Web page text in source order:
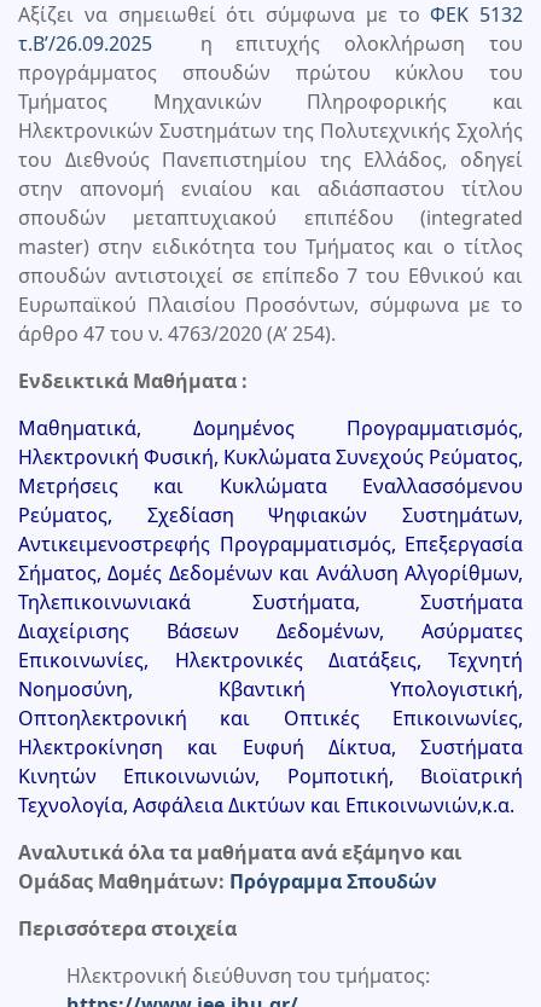
Αξίζει να σημειωθεί ότι σύμφωνα με τοΦΕΚ 5132
τ.Β’/26.09.2025 η επιτυχής ολοκλήρωση του
προγράμματος σπουδών πρώτου κύκλου του
Τμήματος Μηχανικών Πληροφορικής και
Ηλεκτρονικών Συστημάτων της Πολυτεχνικής Σχολής
του Διεθνούς Πανεπιστημίου της Ελλάδος, οδηγεί
στην απονομή ενιαίου και αδιάσπαστου τίτλου
σπουδών μεταπτυχιακού επιπέδου (integrated
master) στην ειδικότητα του Τμήματος και ο τίτλος
σπουδών αντιστοιχεί σε επίπεδο 7 του Εθνικού και
Ευρωπαϊκού Πλαισίου Προσόντων, σύμφωνα με το
άρθρο 47 του ν. 4763/2020 (Α’ 254).
Ενδεικτικά Μαθήματα :
Μαθηματικά, Δομημένος Προγραμματισμός,
Ηλεκτρονική Φυσική, Κυκλώματα Συνεχούς Ρεύματος,
Μετρήσεις και Κυκλώματα Εναλλασσόμενου
Ρεύματος, Σχεδίαση Ψηφιακών Συστημάτων,
Αντικειμενοστρεφής Προγραμματισμός, Επεξεργασία
Σήματος, Δομές Δεδομένων και Ανάλυση Αλγορίθμων,
Τηλεπικοινωνιακά Συστήματα, Συστήματα
Διαχείρισης Βάσεων Δεδομένων, Ασύρματες
Επικοινωνίες, Ηλεκτρονικές Διατάξεις, Τεχνητή
Νοημοσύνη, Κβαντική Υπολογιστική,
Οπτοηλεκτρονική και Οπτικές Επικοινωνίες,
Ηλεκτροκίνηση και Ευφυή Δίκτυα, Συστήματα
Κινητών Επικοινωνιών, Ρομποτική, Βιοϊατρική
Τεχνολογία, Ασφάλεια Δικτύων και Επικοινωνιών,κ.α.
Αναλυτικά όλα τα μαθήματα ανά εξάμηνο και
Ομάδας Μαθημάτων: Πρόγραμμα Σπουδών
Περισσότερα στοιχεία
Ηλεκτρονική διεύθυνση του τμήματος: